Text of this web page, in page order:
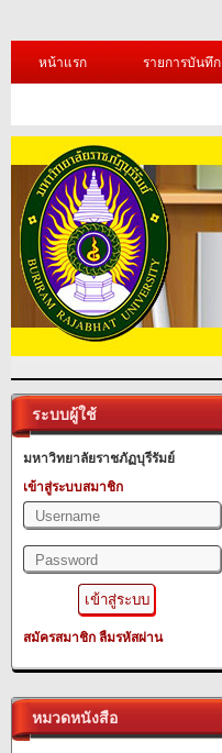
หน้าแรก รายการบันทึก
ระบบผู้ใช้
มหาวิทยาลัยราชภัฏบุรีรัมย์
เข้าสู่ระบบสมาชิก
สมัครสมาชิก ลืมรหัสผ่าน
หมวดหนังสือ